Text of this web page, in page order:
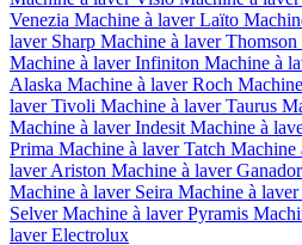
Venezia Machine à laver Laïto
laver Sharp Machine à laver Thomson
Machine à laver Infiniton Machine à
Alaska Machine à laver Roch
laver Tivoli Machine à laver Taurus
Machine à laver Indesit Machine à
Prima Machine à laver Tatch Machine
laver Ariston Machine à laver Ganador
Machine à laver Seira Machine à
SelverMachine à laver Pyramis
laver Electrolux